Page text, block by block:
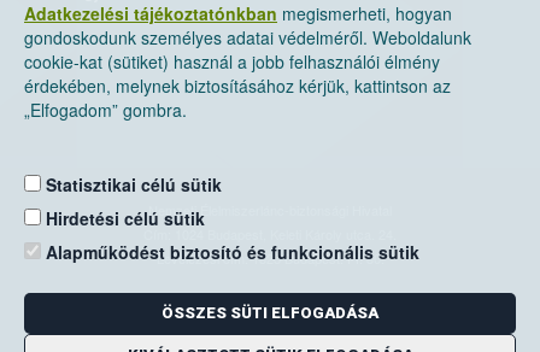
Adatkezelési tájékoztatónkban megismerheti, hogyan
gondoskodunk személyes adatai védelméről. Weboldalunk
cookie-kat (sütiket) használ a jobb felhasználói élmény
érdekében, melynek biztosításához kérjük, kattintson az
„Elfogadom” gombra.
Statisztikai célú sütik
Hirdetési célú sütik
Alapműködést biztosító és funkcionális sütik
ÖSSZES SÜTI ELFOGADÁSA
Nemzeti Élelmiszerlánc-biztonsági Hivatal
Levelezési cím: 1525 Budapest. Pf. 30.
E-mail:ugyfelszolgalat@nebih.gov.hu
Zöld szám: 06-80/263-244